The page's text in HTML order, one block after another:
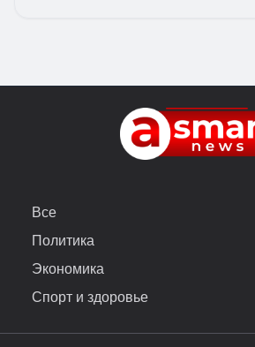
Все
Политика
Экономика
Спорт и здоровье